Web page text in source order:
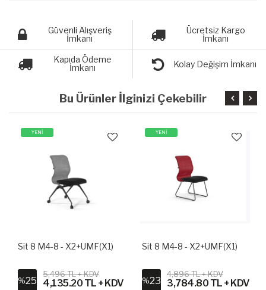
Güvenli Alışveriş
İmkanı
Ücretsiz Kargo
İmkanı
Kapıda Ödeme
İmkanı
Kolay Değişim İmkanı
Bu Ürünler İlginizi Çekebilir
YENİ
Sit 8 M4-8 - X2+UMF(X1)
%25
5,496 TL + KDV
4,135.20 TL + KDV
YENİ
Sit 8 M4-8 - X2+UMF(X1)
%23
4,896 TL + KDV
3,784.80 TL + KDV